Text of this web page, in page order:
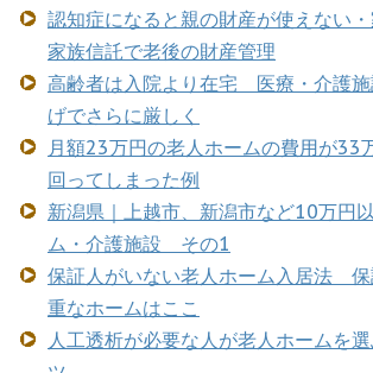
認知症になると親の財産が使えない
家族信託で老後の財産管理
高齢者は入院より在宅 医療・介護
げでさらに厳しく
月額23万円の老人ホームの費用が33
回ってしまった例
新潟県｜上越市、新潟市など10万円
ム・介護施設 その1
保証人がいない老人ホーム入居法
重なホームはここ
人工透析が必要な人が老人ホームを